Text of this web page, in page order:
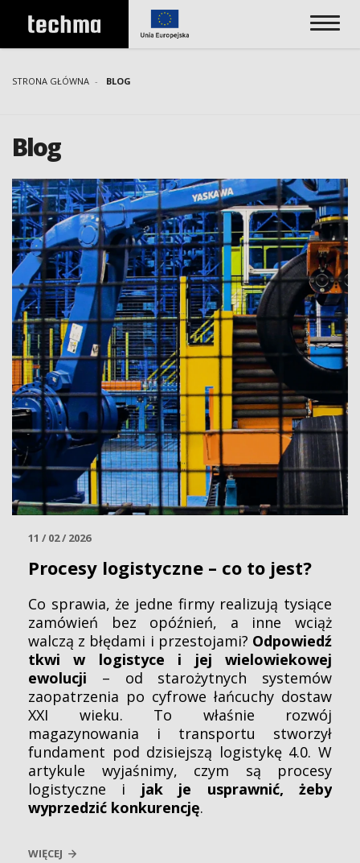
STRONA GŁÓWNA BLOG
Blog
11 / 02 / 2026
Procesy logistyczne – co to jest?
Co sprawia, że jedne firmy realizują tysiące
zamówień bez opóźnień, a inne wciąż
walczą z błędami i przestojami? Odpowiedź
tkwi w logistyce i jej wielowiekowej
ewolucji – od starożytnych systemów
zaopatrzenia po cyfrowe łańcuchy dostaw
XXI wieku. To właśnie rozwój
magazynowania i transportu stworzył
fundament pod dzisiejszą logistykę 4.0. W
artykule wyjaśnimy, czym są procesy
logistyczne i jak je usprawnić, żeby
wyprzedzić konkurencję.
WIĘCEJ